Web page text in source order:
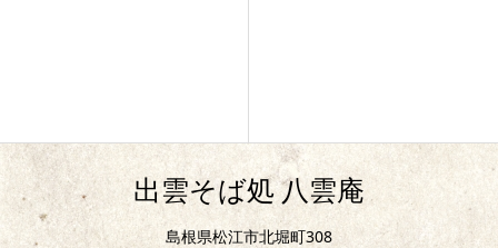
出雲そば処 八雲庵
島根県松江市北堀町308